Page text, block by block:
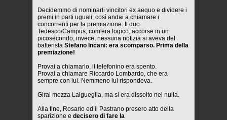
Decidemmo di nominarli vincitori ex aequo e dividere i
premi in parti uguali, così andai a chiamare i
concorrenti per la premiazione. Il duo
Tedesco/Campus, com'era logico, accorse in un
picosecondo; invece, nessuna notizia si aveva del
batterista Stefano Incani: era scomparso. Prima della
premiazione!
Provai a chiamarlo, il telefonino era spento.
Provai a chiamare Riccardo Lombardo, che era
sempre con lui. Nemmeno lui rispondeva.
Girai mezza Laigueglia, ma si era dissolto nel nulla.
Alla fine, Rosario ed il Pastrano presero atto della
sparizione e decisero di fare la